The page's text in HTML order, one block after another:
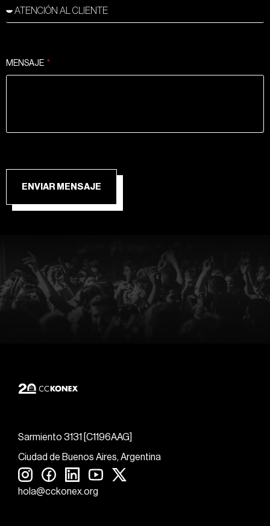
MENSAJE
ENVIAR MENSAJE
Sarmiento 3131 [C1196AAG]
Ciudad de Buenos Aires, Argentina
hola@cckonex.org